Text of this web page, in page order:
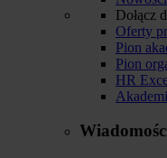
Dołącz
Oferty
Pion
Pion
HR